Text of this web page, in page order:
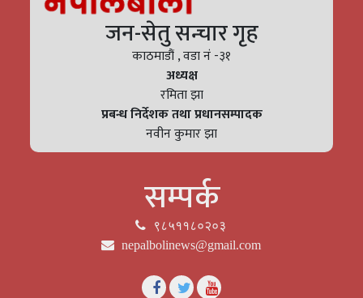
जन-सेतु सन्चार गृह
काठमाडौं , वडा नं -३१
अध्यक्ष
रमिता झा
प्रबन्ध निर्देशक तथा प्रधानसम्पादक
नवीन कुमार झा
सम्पर्क
९८५११८०२०३
nepalbolinews@gmail.com